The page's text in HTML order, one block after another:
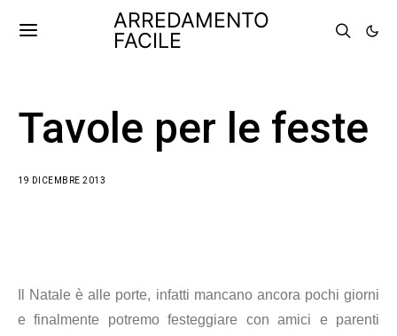
ARREDAMENTO
FACILE
Tavole per le feste
19 DICEMBRE 2013
Il Natale è alle porte, infatti mancano ancora pochi giorni
e finalmente potremo festeggiare con amici e parenti